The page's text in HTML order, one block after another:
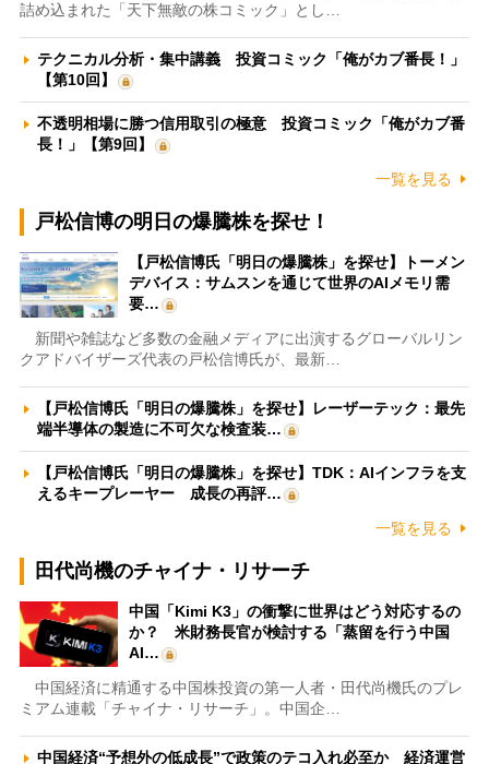
詰め込まれた「天下無敵の株コミック」とし…
テクニカル分析・集中講義 投資コミック「俺がカブ番長！」
【第10回】
不透明相場に勝つ信用取引の極意 投資コミック「俺がカブ番
長！」【第9回】
一覧を見る
戸松信博の明日の爆騰株を探せ！
【戸松信博氏「明日の爆騰株」を探せ】トーメン
デバイス：サムスンを通じて世界のAIメモリ需
要…
新聞や雑誌など多数の金融メディアに出演するグローバルリン
クアドバイザーズ代表の戸松信博氏が、最新…
【戸松信博氏「明日の爆騰株」を探せ】レーザーテック：最先
端半導体の製造に不可欠な検査装…
【戸松信博氏「明日の爆騰株」を探せ】TDK：AIインフラを支
えるキープレーヤー 成長の再評…
一覧を見る
田代尚機のチャイナ・リサーチ
中国「Kimi K3」の衝撃に世界はどう対応するの
か？ 米財務長官が検討する「蒸留を行う中国
AI…
中国経済に精通する中国株投資の第一人者・田代尚機氏のプレ
ミアム連載「チャイナ・リサーチ」。中国企…
中国経済“予想外の低成長”で政策のテコ入れ必至か 経済運営